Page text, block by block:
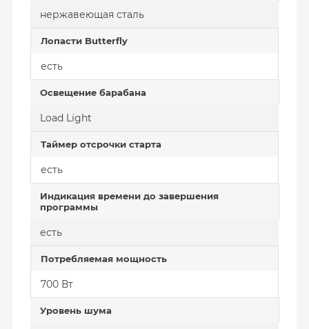
нержавеющая сталь
Лопасти Butterfly
есть
Освещение барабана
Load Light
Таймер отсрочки старта
есть
Индикация времени до завершения
программы
есть
Потребляемая мощность
700 Вт
Уровень шума